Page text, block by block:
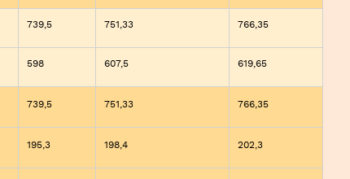
739,5 751,33 766,35
598 607,5 619,65
739,5 751,33 766,35
195,3 198,4 202,3